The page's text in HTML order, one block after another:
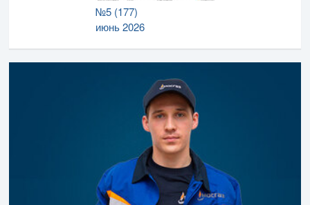
№5 (177)
июнь 2026